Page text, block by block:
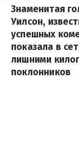
Знаменитая
Уилсон,
успешных
показала в
лишними
поклонников